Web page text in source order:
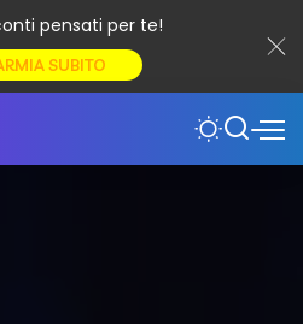
pensati per te!
SUBITO